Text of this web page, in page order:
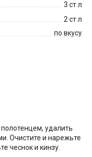
3 ст л
2 ст л
по вкусу
удалить
Очистите и нарежьте
чеснок и кинзу.